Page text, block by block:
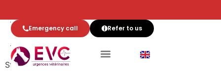
Emergency call Refer to us
Archives:Draw
Attention
Stores da_images in the database